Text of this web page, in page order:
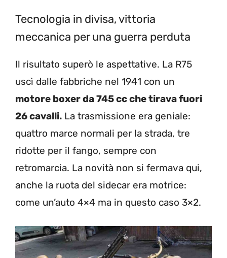
Tecnologia in divisa, vittoria
meccanica per una guerra perduta
Il risultato superò le aspettative. La R75
uscì dalle fabbriche nel 1941 con un
motore boxer da 745 cc che tirava fuori
26 cavalli. La trasmissione era geniale:
quattro marce normali per la strada, tre
ridotte per il fango, sempre con
retromarcia. La novità non si fermava qui,
anche la ruota del sidecar era motrice:
come un’auto 4×4 ma in questo caso 3×2.